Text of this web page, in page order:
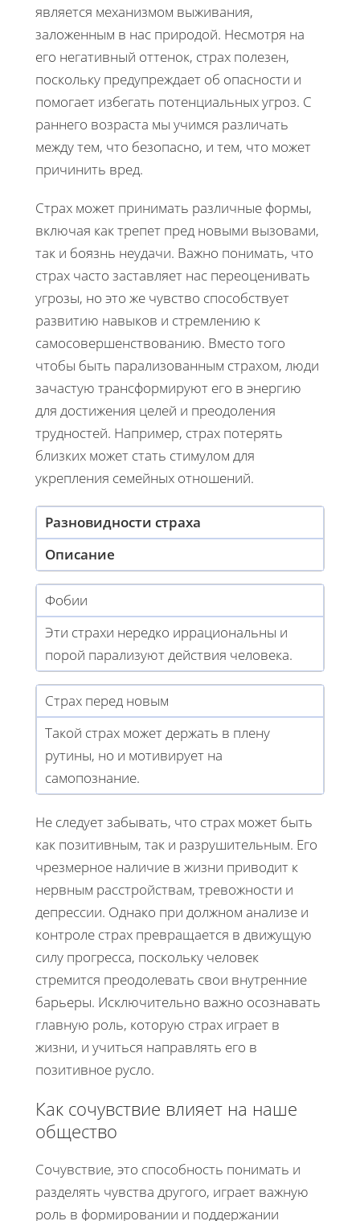
является механизмом выживания,
заложенным в нас природой. Несмотря на
его негативный оттенок, страх полезен,
поскольку предупреждает об опасности и
помогает избегать потенциальных угроз. С
раннего возраста мы учимся различать
между тем, что безопасно, и тем, что может
причинить вред.
Страх может принимать различные формы,
включая как трепет пред новыми вызовами,
так и боязнь неудачи. Важно понимать, что
страх часто заставляет нас переоценивать
угрозы, но это же чувство способствует
развитию навыков и стремлению к
самосовершенствованию. Вместо того
чтобы быть парализованным страхом, люди
зачастую трансформируют его в энергию
для достижения целей и преодоления
трудностей. Например, страх потерять
близких может стать стимулом для
укрепления семейных отношений.
Разновидности страха
Описание
Фобии
Эти страхи нередко иррациональны и
порой парализуют действия человека.
Страх перед новым
Такой страх может держать в плену
рутины, но и мотивирует на
самопознание.
Не следует забывать, что страх может быть
как позитивным, так и разрушительным. Его
чрезмерное наличие в жизни приводит к
нервным расстройствам, тревожности и
депрессии. Однако при должном анализе и
контроле страх превращается в движущую
силу прогресса, поскольку человек
стремится преодолевать свои внутренние
барьеры. Исключительно важно осознавать
главную роль, которую страх играет в
жизни, и учиться направлять его в
позитивное русло.
Как сочувствие влияет на наше
общество
Сочувствие, это способность понимать и
разделять чувства другого, играет важную
роль в формировании и поддержании